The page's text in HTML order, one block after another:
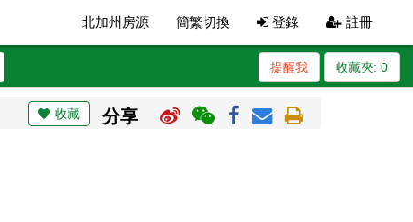
北加州房源 簡繁切換 登錄 註冊
收藏夾: 0
提醒我
收藏 分享